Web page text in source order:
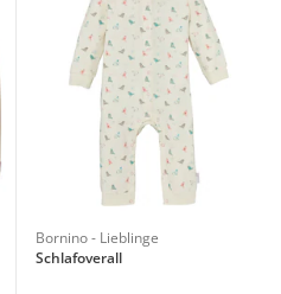
Bornino - Lieblinge
Schlafoverall